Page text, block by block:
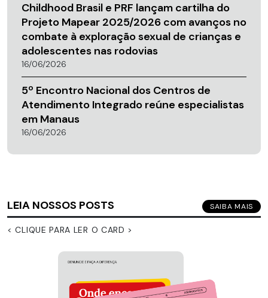
Childhood Brasil e PRF lançam cartilha do
Projeto Mapear 2025/2026 com avanços no
combate à exploração sexual de crianças e
adolescentes nas rodovias
16/06/2026
5º Encontro Nacional dos Centros de
Atendimento Integrado reúne especialistas
em Manaus
16/06/2026
LEIA NOSSOS POSTS SAIBA MAIS
< CLIQUE PARA LER O CARD >